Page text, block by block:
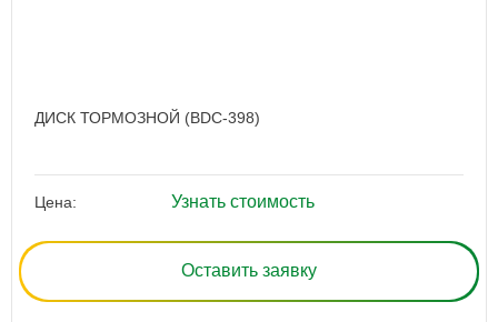
ДИСК ТОРМОЗНОЙ (BDC-398)
Цена: Узнать стоимость
Оставить заявку